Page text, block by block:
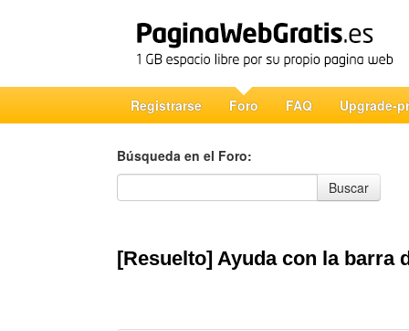
Registrarse Foro FAQ Upgrade-
Búsqueda en el Foro:
Búsqueda en el Foro
Buscar
[Resuelto] Ayuda con la barra